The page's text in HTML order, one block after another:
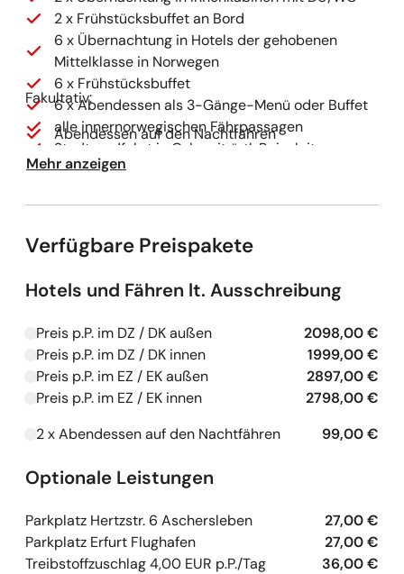
2 x Frühstücksbuffet an Bord
6 x Übernachtung in Hotels der gehobenen
Mittelklasse in Norwegen
6 x Frühstücksbuffet
6 x Abendessen als 3-Gänge-Menü oder Buffet
alle innernorwegischen Fährpassagen
Stadtrundfahrt in Oslo mit örtl. Reiseleitung
Zugfahrt mit der Bergenbahn (Geilo – Myrdal)
Zugfahrt mit der Raumabahn (Andalsnes –
Dombas)
Lillehammer
Fakultativ:
Abendessen auf den Nachtfähren
Mehr anzeigen
Verfügbare Preispakete
Hotels und Fähren lt. Ausschreibung
Kapazitäten werden geladen
Preis p.P. im DZ / DK außen 2098,00 €
Kapazitäten werden geladen
Preis p.P. im DZ / DK innen 1999,00 €
Kapazitäten werden geladen
Preis p.P. im EZ / EK außen 2897,00 €
Kapazitäten werden geladen
Preis p.P. im EZ / EK innen 2798,00 €
Kapazitäten werden geladen
2 x Abendessen auf den Nachtfähren 99,00 €
Optionale Leistungen
Parkplatz Hertzstr. 6 Aschersleben
27,00 €
Parkplatz Erfurt Flughafen
27,00 €
Treibstoffzuschlag 4,00 EUR p.P./Tag
36,00 €